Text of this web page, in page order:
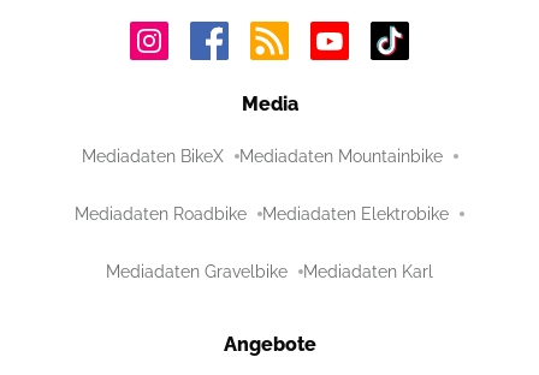
Media
Mediadaten BikeX Mediadaten Mountainbike
Mediadaten Roadbike Mediadaten Elektrobike
Mediadaten Gravelbike Mediadaten Karl
Angebote